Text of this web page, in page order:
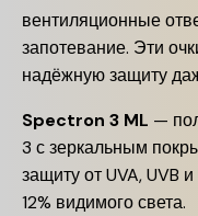
вентиляционные
запотевание. Эти
надёжную защиту
Spectron 3 ML —
3 с зеркальным
защиту от UVA, UVB
12% видимого света.